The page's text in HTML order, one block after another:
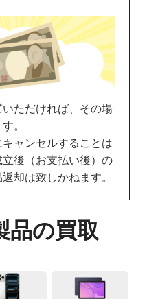
ただければ、その場
。
ャンセルすることは
後（お支払い後）の
却は致しかねます。
品の買取